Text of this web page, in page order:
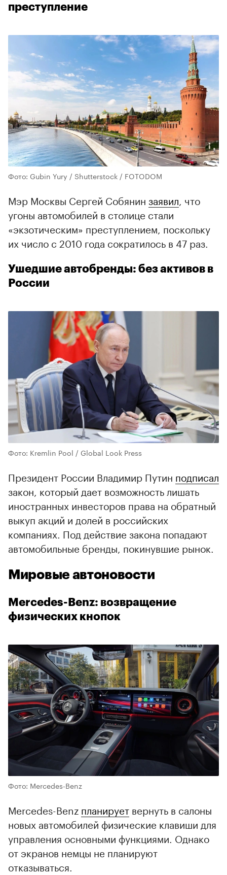
преступление
Фото: Gubin Yury / Shutterstock / FOTODOM
Мэр Москвы Сергей Собянин заявил, что
угоны автомобилей в столице стали
«экзотическим» преступлением, поскольку
их число с 2010 года сократилось в 47 раз.
Ушедшие автобренды: без активов в
России
Фото: Kremlin Pool / Global Look Press
Президент России Владимир Путин подписал
закон, который дает возможность лишать
иностранных инвесторов права на обратный
выкуп акций и долей в российских
компаниях. Под действие закона попадают
автомобильные бренды, покинувшие рынок.
Мировые автоновости
Mercedes-Benz: возвращение
физических кнопок
Фото: Mercedes-Benz
Mercedes-Benz планирует вернуть в салоны
новых автомобилей физические клавиши для
управления основными функциями. Однако
от экранов немцы не планируют
отказываться.